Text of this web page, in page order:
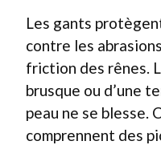
Les gants
contre les
friction des rênes.
brusque ou d’une
peau ne se blesse.
comprennent des